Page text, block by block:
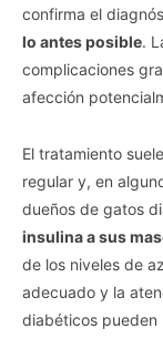
confirma el
lo antes posible.
complicaciones
afección
El tratamiento
regular y, en
dueños de gatos
insulina a sus
de los niveles de
adecuado y la
diabéticos pueden